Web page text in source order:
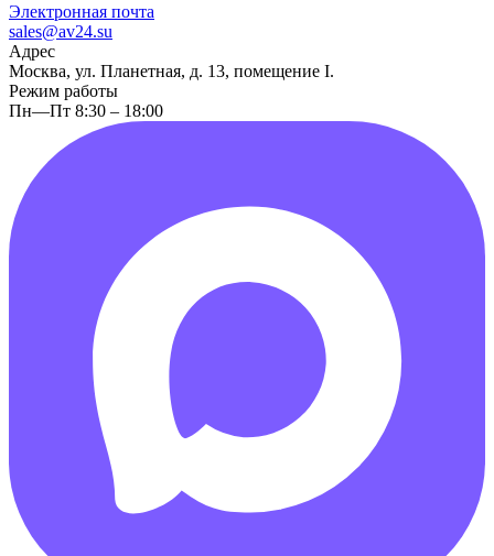
Электронная почта
sales@av24.su
Адрес
Москва, ул. Планетная, д. 13, помещение I.
Режим работы
Пн—Пт 8:30 – 18:00